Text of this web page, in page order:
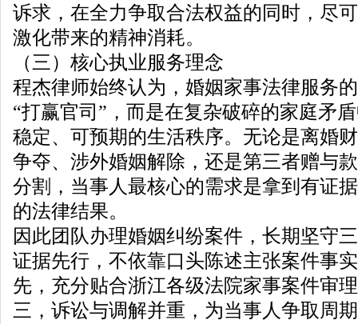
诉求，在全力争取合法权益的同时，尽
激化带来的精神消耗。
（三）核心执业服务理念
程杰律师始终认为，婚姻家事法律服务
“打赢官司”，而是在复杂破碎的家庭矛
稳定、可预期的生活秩序。无论是离婚
争夺、涉外婚姻解除，还是第三者赠与
分割，当事人最核心的需求是拿到有证
的法律结果。
因此团队办理婚姻纠纷案件，长期坚守
证据先行，不依靠口头陈述主张案件事
先，充分贴合浙江各级法院家事案件审
三，诉讼与调解并重，为当事人争取周